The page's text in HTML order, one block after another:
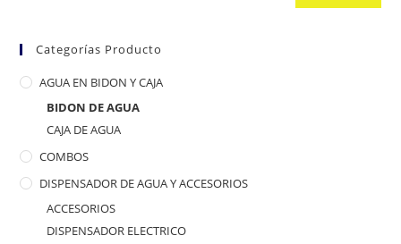
Categorías Producto
AGUA EN BIDON Y CAJA
BIDON DE AGUA
CAJA DE AGUA
COMBOS
DISPENSADOR DE AGUA Y ACCESORIOS
ACCESORIOS
DISPENSADOR ELECTRICO